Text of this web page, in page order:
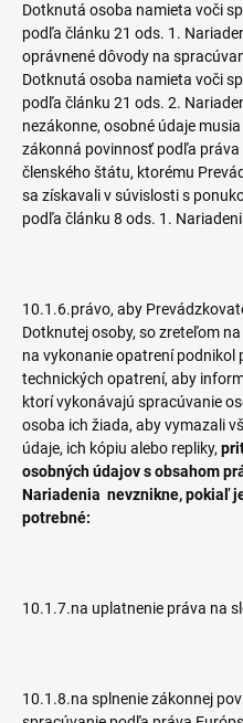
Dotknutá osoba namieta voči
podľa článku 21 ods. 1.
oprávnené dôvody na
Dotknutá osoba namieta voči
podľa článku 21 ods. 2.
nezákonne, osobné údaje
zákonná povinnosť podľa práva
členského štátu, ktorému
sa získavali v súvislosti s
podľa článku 8 ods. 1.
10.1.6.právo, aby
Dotknutej osoby, so zreteľom
na vykonanie opatrení
technických opatrení, aby
ktorí vykonávajú spracúvanie
osoba ich žiada, aby vymazali
údaje, ich kópiu alebo repliky,
osobných údajov s obsahom
Nariadenia nevznikne, pokiaľ
potrebné:
10.1.7.na uplatnenie práva na
10.1.8.na splnenie zákonnej